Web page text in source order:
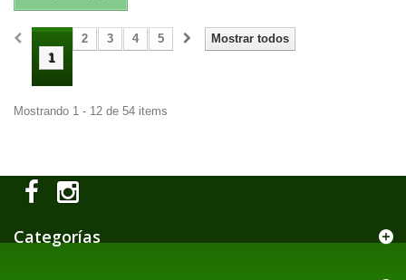
Mostrar todos
1
2 3 4 5
Mostrando 1 - 12 de 54 items
Categorías